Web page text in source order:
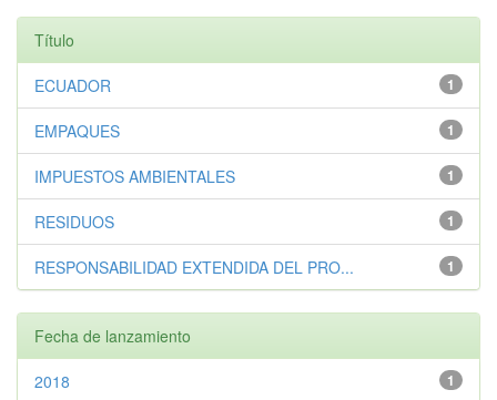
Título
1
ECUADOR
1
EMPAQUES
1
IMPUESTOS AMBIENTALES
1
RESIDUOS
1
RESPONSABILIDAD EXTENDIDA DEL PRO...
Fecha de lanzamiento
1
2018